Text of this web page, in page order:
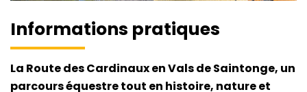
Informations pratiques
La Route des Cardinaux en Vals de Saintonge, un
parcours équestre tout en histoire, nature et